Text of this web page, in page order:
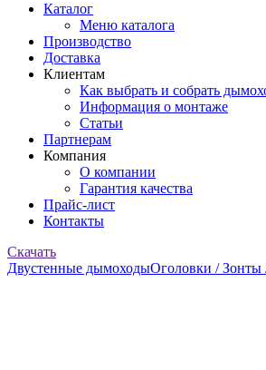
Каталог
Меню каталога
Производство
Доставка
Клиентам
Как выбрать и собрать
Информация о монтаже
Статьи
Партнерам
Компания
О компании
Гарантия качества
Прайс-лист
Контакты
Скачать
Двустенные дымоходыОголовки / Зонты